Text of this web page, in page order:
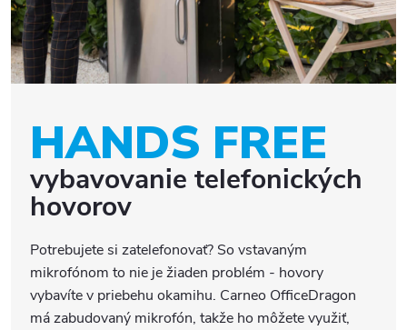
HANDS FREE
vybavovanie telefonických
hovorov
Potrebujete si zatelefonovať? So vstavaným
mikrofónom to nie je žiaden problém - hovory
vybavíte v priebehu okamihu. Carneo OfficeDragon
má zabudovaný mikrofón, takže ho môžete využiť,